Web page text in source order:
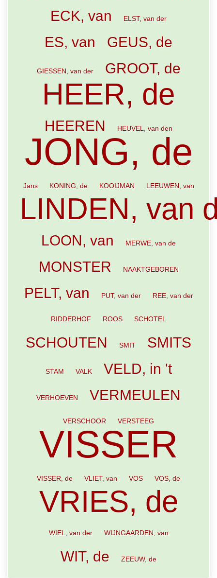
ECK, van ELST, van der
ES, van GEUS, de
GIESSEN, van der GROOT, de
HEER, de
HEEREN HEUVEL, van den
JONG, de
Jans KONING, de KOOIJMAN LEEUWEN, van
LINDEN, van
LOON, van MERWE, van de
MONSTER NAAKTGEBOREN
PELT, van PUT, van der REE, van der
RIDDERHOF ROOS SCHOTEL
SCHOUTEN SMIT SMITS
STAM VALK VELD, in 't
VERHOEVEN VERMEULEN
VERSCHOOR VERSTEEG
VISSER
VISSER, de VLIET, van VOS VOS, de
VRIES, de
WIEL, van der WIJNGAARDEN, van
WIT, de ZEEUW, de